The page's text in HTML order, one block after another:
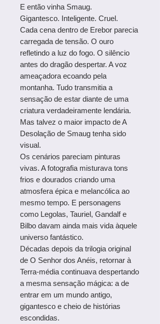
E então vinha Smaug.
Gigantesco. Inteligente. Cruel.
Cada cena dentro de Erebor parecia
carregada de tensão. O ouro
refletindo a luz do fogo. O silêncio
antes do dragão despertar. A voz
ameaçadora ecoando pela
montanha. Tudo transmitia a
sensação de estar diante de uma
criatura verdadeiramente lendária.
Mas talvez o maior impacto de A
Desolação de Smaug tenha sido
visual.
Os cenários pareciam pinturas
vivas. A fotografia misturava tons
frios e dourados criando uma
atmosfera épica e melancólica ao
mesmo tempo. E personagens
como Legolas, Tauriel, Gandalf e
Bilbo davam ainda mais vida àquele
universo fantástico.
Décadas depois da trilogia original
de O Senhor dos Anéis, retornar à
Terra-média continuava despertando
a mesma sensação mágica: a de
entrar em um mundo antigo,
gigantesco e cheio de histórias
escondidas.